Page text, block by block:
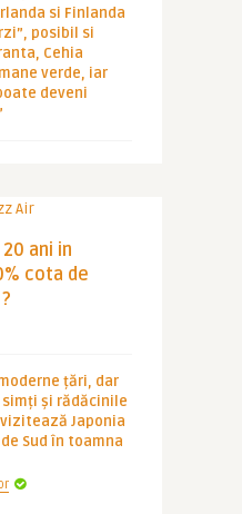
si Finlanda
posibil si
Cehia
verde, iar
deveni
ani in
cota de
țări, dar
și rădăcinile
Japonia
Sud în toamna